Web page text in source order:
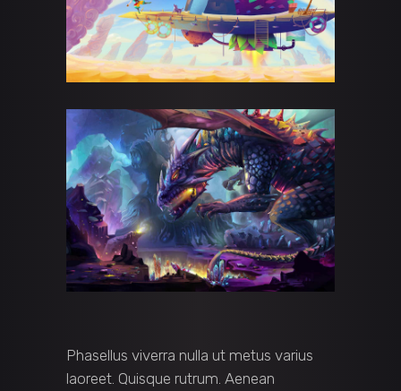
Phasellus viverra nulla ut metus varius
laoreet. Quisque rutrum. Aenean